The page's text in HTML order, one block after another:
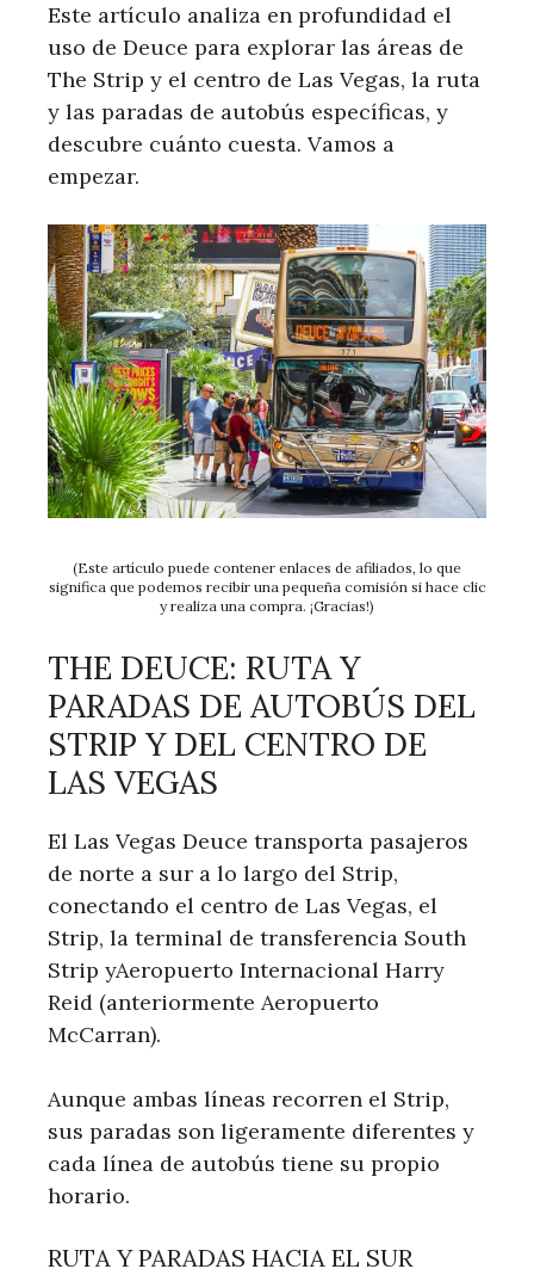
Este artículo analiza en profundidad el
uso de Deuce para explorar las áreas de
The Strip y el centro de Las Vegas, la ruta
y las paradas de autobús específicas, y
descubre cuánto cuesta. Vamos a
empezar.
(Este artículo puede contener enlaces de afiliados, lo que
significa que podemos recibir una pequeña comisión si hace clic
y realiza una compra. ¡Gracias!)
THE DEUCE: RUTA Y
PARADAS DE AUTOBÚS DEL
STRIP Y DEL CENTRO DE
LAS VEGAS
El Las Vegas Deuce transporta pasajeros
de norte a sur a lo largo del Strip,
conectando el centro de Las Vegas, el
Strip, la terminal de transferencia South
Strip yAeropuerto Internacional Harry
Reid (anteriormente Aeropuerto
McCarran).
Aunque ambas líneas recorren el Strip,
sus paradas son ligeramente diferentes y
cada línea de autobús tiene su propio
horario.
RUTA Y PARADAS HACIA EL SUR